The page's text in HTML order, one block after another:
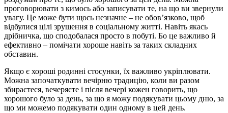
проговорювати з кимось або записувати те, на що ви звернули
увагу. Це може бути щось незначне – не обов’язково, щоб
відбулися цілі зрушення в соціальному житті. Навіть якась
дрібничка, що сподобалася просто в побуті. Бо це важливо й
ефективно – помічати хороше навіть за таких складних
обставин.
Якщо є хороші родинні стосунки, їх важливо укріплювати.
Можна започаткувати вечірню традицію, коли ви разом
збираєтеся, вечеряєте і після вечері кожен говорить, що
хорошого було за день, за що я можу подякувати цьому дню, за
що ми можемо подякувати один одному в цей день.